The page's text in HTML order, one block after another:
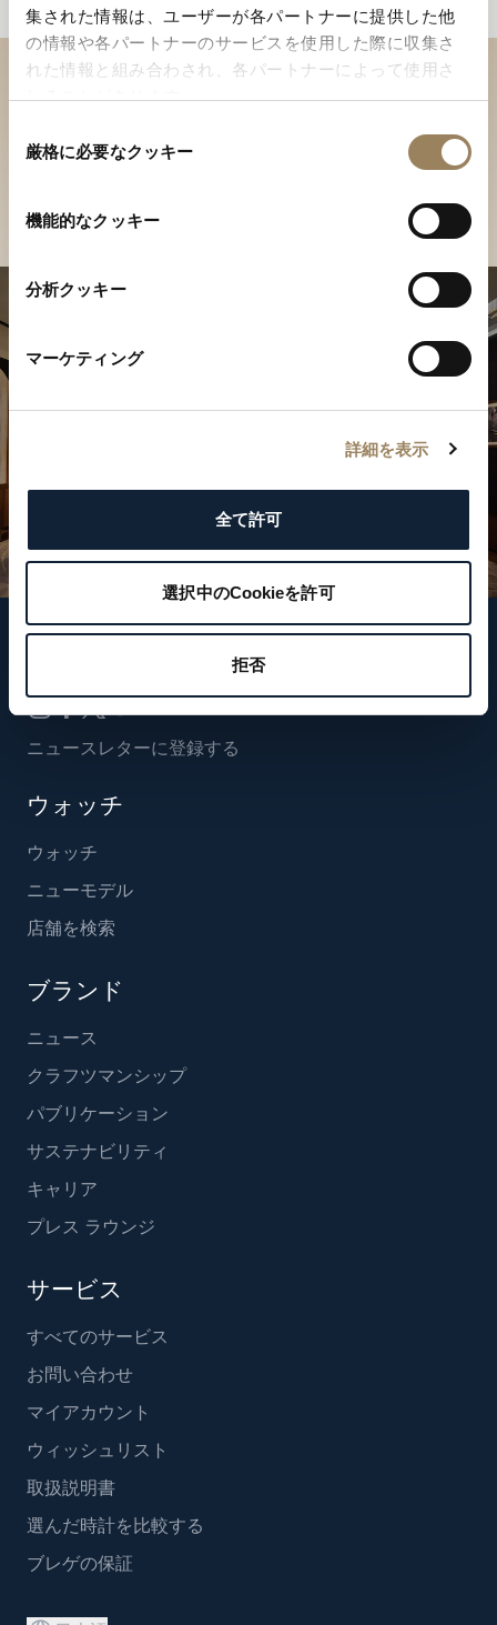
集された情報は、ユーザーが各パートナーに提供した他
の情報や各パートナーのサービスを使用した際に収集さ
れた情報と組み合わされ、各パートナーによって使用さ
れることがあります。
厳格に必要なクッキー
機能的なクッキー
分析クッキー
マーケティング
詳細を表示
全て許可
選択中のCookieを許可
拒否
ブティックでコレクションを
ご覧ください
ニュースレターに登録する
ウォッチ
ウォッチ
ニューモデル
店舗を検索
ブランド
ニュース
クラフツマンシップ
パブリケーション
サステナビリティ
キャリア
プレス ラウンジ
サービス
すべてのサービス
お問い合わせ
マイアカウント
ウィッシュリスト
取扱説明書
選んだ時計を比較する
ブレゲの保証